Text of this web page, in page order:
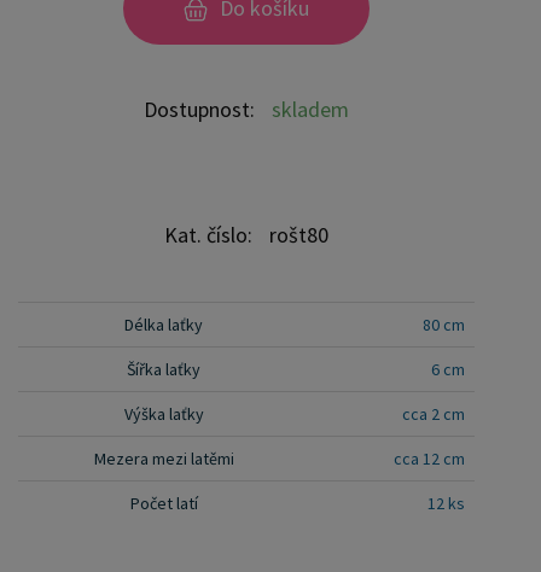
což přispívá k lepší hygieně matrace a prodlužuje
laťovým roštem."
Do košíku
Dostupnost: skladem
Kat. číslo: rošt80
Délka laťky 80 cm
Šířka laťky 6 cm
Výška laťky cca 2 cm
Mezera mezi latěmi cca 12 cm
Počet latí 12 ks